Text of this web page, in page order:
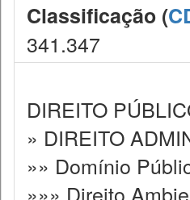
Classificação (
341.347
DIREITO
» DIREITO
»» Domínio
»»» Direito